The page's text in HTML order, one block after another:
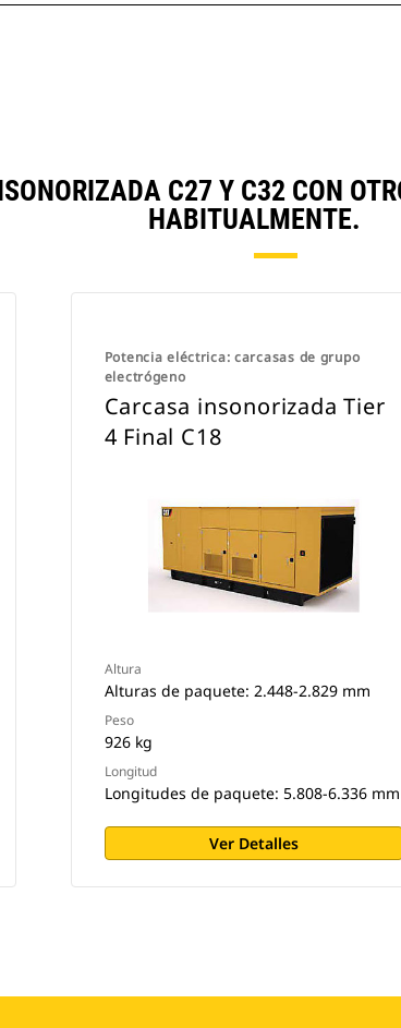
C27 Y C32 CON
HABITUALMENTE.
Potencia eléctrica: carcasas de grupo
electrógeno
Carcasa insonorizada Tier
4 Final C18
Altura
Alturas de paquete: 2.448-2.829 mm
Peso
926 kg
Longitud
Longitudes de paquete: 5.808-6.336 mm
Ver Detalles